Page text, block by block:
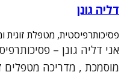
דליה גונן
פסיכותרפיסטית, מטפלת זוגית
אני דליה גונן –
מוסמכת , מדריכה מטפלים